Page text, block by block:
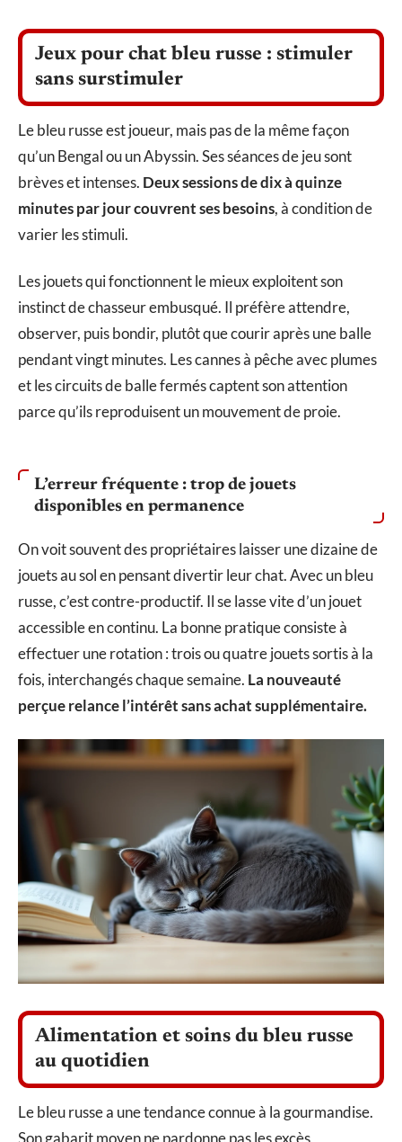
Jeux pour chat bleu russe : stimuler
sans surstimuler
Le bleu russe est joueur, mais pas de la même façon
qu’un Bengal ou un Abyssin. Ses séances de jeu sont
brèves et intenses. Deux sessions de dix à quinze
minutes par jour couvrent ses besoins, à condition de
varier les stimuli.
Les jouets qui fonctionnent le mieux exploitent son
instinct de chasseur embusqué. Il préfère attendre,
observer, puis bondir, plutôt que courir après une balle
pendant vingt minutes. Les cannes à pêche avec plumes
et les circuits de balle fermés captent son attention
parce qu’ils reproduisent un mouvement de proie.
L’erreur fréquente : trop de jouets
disponibles en permanence
On voit souvent des propriétaires laisser une dizaine de
jouets au sol en pensant divertir leur chat. Avec un bleu
russe, c’est contre-productif. Il se lasse vite d’un jouet
accessible en continu. La bonne pratique consiste à
effectuer une rotation : trois ou quatre jouets sortis à la
fois, interchangés chaque semaine. La nouveauté
perçue relance l’intérêt sans achat supplémentaire.
Alimentation et soins du bleu russe
au quotidien
Le bleu russe a une tendance connue à la gourmandise.
Son gabarit moyen ne pardonne pas les excès